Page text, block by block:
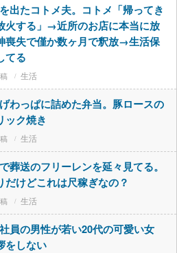
出たコトメ夫。コトメ「帰ってき
火する」→近所のお店に本当に放
喪失で僅か数ヶ月で釈放→生活保
てる
生活
わっぱに詰めた弁当。豚ロースの
ック焼き
生活
葬送のフリーレンを延々見てる。
だけどこれは尺稼ぎなの？
生活
員の男性が若い20代の可愛い女
をしない